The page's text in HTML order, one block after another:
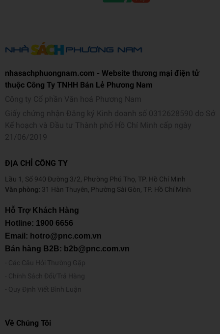
nhasachphuongnam.com - Website thương mại điện tử
thuộc Công Ty TNHH Bán Lẻ Phương Nam
Công ty Cổ phần Văn hoá Phương Nam
Giấy chứng nhận Đăng ký Kinh doanh số 0312628590 do Sở
Kế hoạch và Đầu tư Thành phố Hồ Chí Minh cấp ngày
21/06/2019
ĐỊA CHỈ CÔNG TY
Lầu 1, Số 940 Đường 3/2, Phường Phú Thọ, TP. Hồ Chí Minh
Văn phòng: 31 Hàn Thuyên, Phường Sài Gòn, TP. Hồ Chí Minh
Hỗ Trợ Khách Hàng
Hotline: 1900 6656
Email: hotro@pnc.com.vn
Bán hàng B2B: b2b@pnc.com.vn
Các Câu Hỏi Thường Gặp
Chính Sách Đổi/Trả Hàng
Quy Định Viết Bình Luận
Về Chúng Tôi